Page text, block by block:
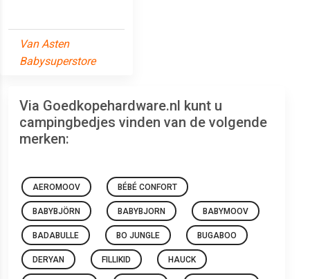
Van Asten
Babysuperstore
Via Goedkopehardware.nl kunt u
campingbedjes vinden van de volgende
merken:
AEROMOOV BÉBÉ CONFORT
BABYBJÖRN BABYBJORN BABYMOOV
BADABULLE BO JUNGLE BUGABOO
DERYAN FILLIKID HAUCK